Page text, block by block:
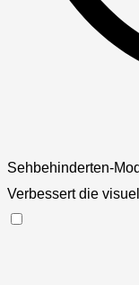
Sehbehinderten-
Verbessert die